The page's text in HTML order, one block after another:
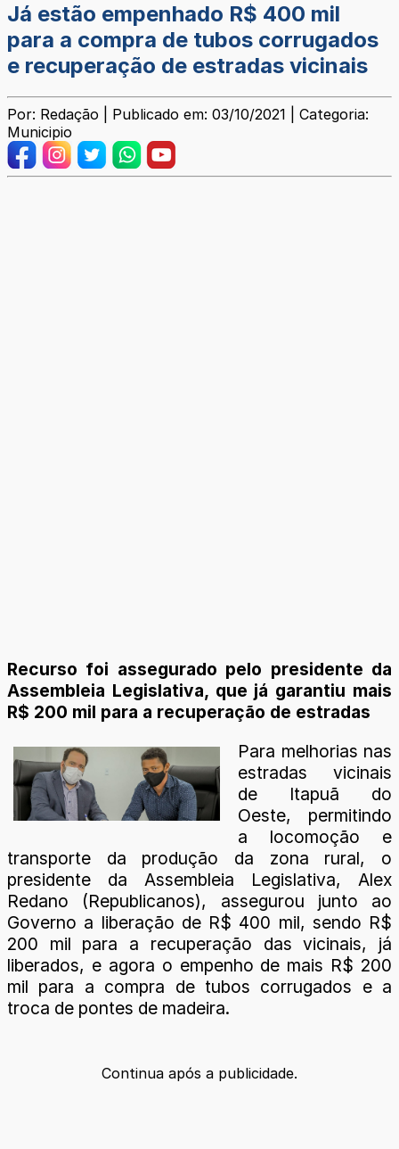
Já estão empenhado R$ 400 mil
para a compra de tubos corrugados
e recuperação de estradas vicinais
Por: Redação | Publicado em: 03/10/2021 | Categoria:
Municipio
Recurso foi assegurado pelo presidente da
Assembleia Legislativa, que já garantiu mais
R$ 200 mil para a recuperação de estradas
Para melhorias nas
estradas vicinais
de Itapuã do
Oeste, permitindo
a locomoção e
transporte da produção da zona rural, o
presidente da Assembleia Legislativa, Alex
Redano (Republicanos), assegurou junto ao
Governo a liberação de R$ 400 mil, sendo R$
200 mil para a recuperação das vicinais, já
liberados, e agora o empenho de mais R$ 200
mil para a compra de tubos corrugados e a
troca de pontes de madeira.
Continua após a publicidade.